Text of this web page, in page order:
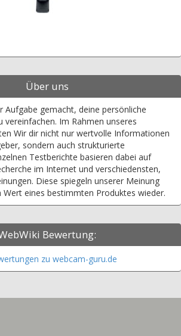
Über uns
Aufgabe gemacht, deine persönliche
vereinfachen. Im Rahmen unseres
Wir dir nicht nur wertvolle Informationen
sondern auch strukturierte
Testberichte basieren dabei auf
im Internet und verschiedensten,
Diese spiegeln unserer Meinung
eines bestimmten Produktes wieder.
Bewertung: